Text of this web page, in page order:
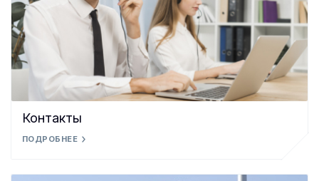
Контакты
ПОДРОБНЕЕ